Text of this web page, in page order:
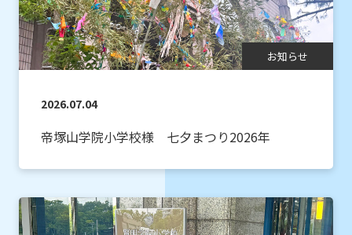
お知らせ
2026.07.04
帝塚山学院小学校様 七夕まつり2026年